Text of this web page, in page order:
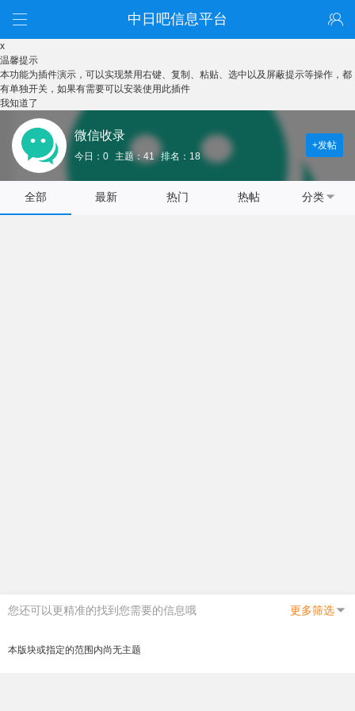
中日吧信息平台
x
温馨提示
本功能为插件演示，可以实现禁用右键、复制、粘贴、选中以及屏蔽提示等操作，都
有单独开关，如果有需要可以安装使用此插件
我知道了
微信收录
今日：0 主题：41 排名：18
+发帖
全部 最新 热门 热帖 分类
您还可以更精准的找到您需要的信息哦 更多筛选
本版块或指定的范围内尚无主题